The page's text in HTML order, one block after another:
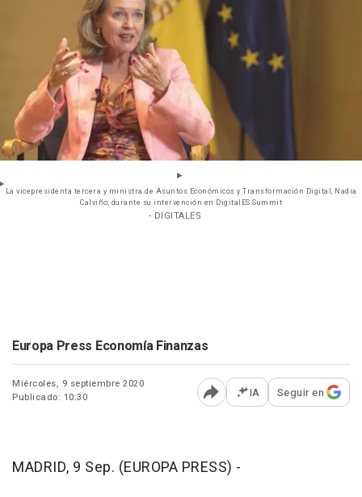
La vicepresidenta tercera y ministra de Asuntos Económicos y Transformación Digital, Nadia
Calviño, durante su intervención en DigitalES Summit
- DIGITALES
Europa Press Economía Finanzas
Miércoles, 9 septiembre 2020
Publicado: 10:30
Abrir opciones para
IA Seguir en
MADRID, 9 Sep. (EUROPA PRESS) -